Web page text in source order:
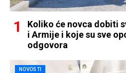
Koliko će novca dobiti
i Armije i koje su sve
odgovora
NOVOSTI